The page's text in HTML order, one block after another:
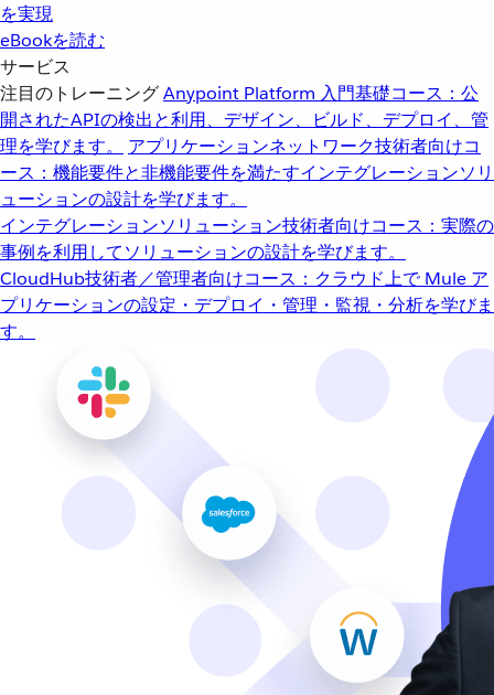
を実現
eBookを読む
サービス
注目のトレーニングAnypoint Platform 入門基礎コース：公
開されたAPIの検出と利用、デザイン、ビルド、デプロイ、管
理を学びます。
アプリケーションネットワーク技術者向けコ
ース：機能要件と非機能要件を満たすインテグレーションソリ
ューションの設計を学びます。
インテグレーションソリューション技術者向けコース：実際の
事例を利用してソリューションの設計を学びます。
CloudHub技術者／管理者向けコース：クラウド上で Mule ア
プリケーションの設定・デプロイ・管理・監視・分析を学びま
す。